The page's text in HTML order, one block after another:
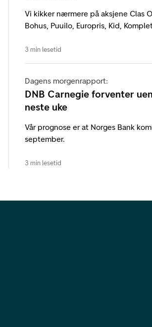
Vi kikker nærmere på aksjene Clas
Bohus, Puuilo, Europris, Kid,
3 min lesetid
Dagens morgenrapport:
DNB Carnegie forventer
neste uke
Vår prognose er at Norges Bank
september.
3 min lesetid